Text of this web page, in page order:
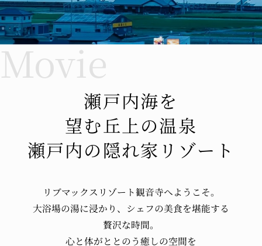
瀬戸内海を
望む丘上の温泉
瀬戸内の隠れ家リゾート
リブマックスリゾート観音寺へようこそ。
大浴場の湯に浸かり、 シェフの美食を堪能する
贅沢な時間。
心と体がととのう癒しの空間を